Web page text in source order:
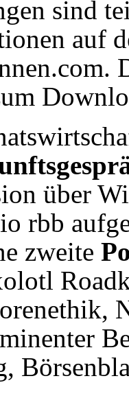
sind
auf
über
rbb
zweite